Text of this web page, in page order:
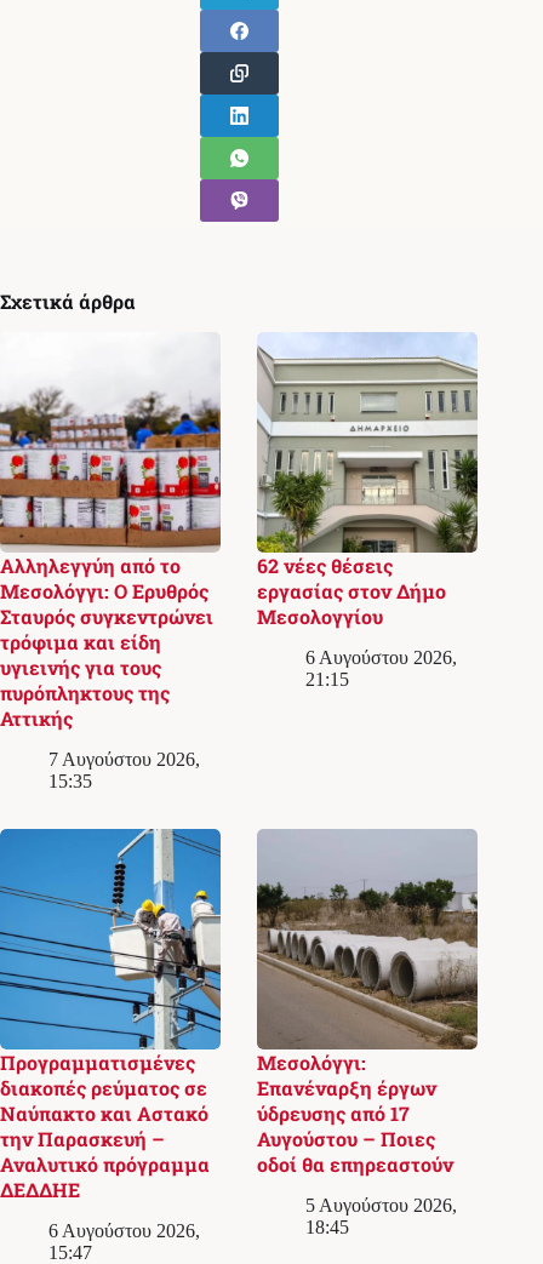
Σχετικά άρθρα
Αλληλεγγύη από το
Μεσολόγγι: Ο Ερυθρός
Σταυρός συγκεντρώνει
τρόφιμα και είδη
υγιεινής για τους
πυρόπληκτους της
Αττικής
7 Αυγούστου 2026,
15:35
62 νέες θέσεις
εργασίας στον Δήμο
Μεσολογγίου
6 Αυγούστου 2026,
21:15
Προγραμματισμένες
διακοπές ρεύματος σε
Ναύπακτο και Αστακό
την Παρασκευή –
Αναλυτικό πρόγραμμα
ΔΕΔΔΗΕ
6 Αυγούστου 2026,
15:47
Μεσολόγγι:
Επανέναρξη έργων
ύδρευσης από 17
Αυγούστου – Ποιες
οδοί θα επηρεαστούν
5 Αυγούστου 2026,
18:45